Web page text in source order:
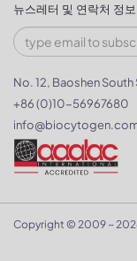
뉴스레터 및 연락처 정보
No. 12, Baoshen
+86 (0)10-56967680
Copyright © 2009 ~